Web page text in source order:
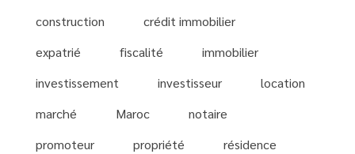
construction
crédit immobilier
expatrié
fiscalité
immobilier
investissement
investisseur
location
marché
Maroc
notaire
promoteur
propriété résidence